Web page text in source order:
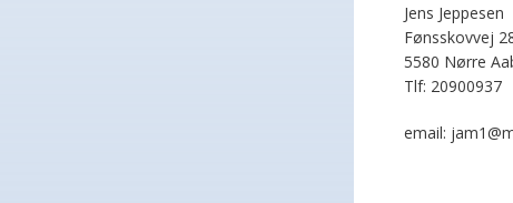
Jens Jeppesen
Fønsskovvej
5580 Nørre
Tlf: 20900937
email: